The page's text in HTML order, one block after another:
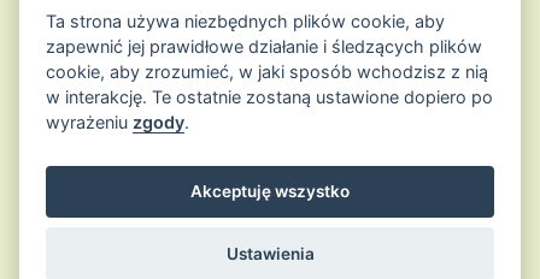
© 2026Sklep Ziołowa Wyspais proudly powered by
Entries (RSS) and Comments (RSS)
Ta strona używa niezbędnych plików cookie, aby
zapewnić jej prawidłowe działanie i śledzących plików
cookie, aby zrozumieć, w jaki sposób wchodzisz z nią
w interakcję. Te ostatnie zostaną ustawione dopiero po
wyrażeniu zgody.
Akceptuję wszystko
Ustawienia